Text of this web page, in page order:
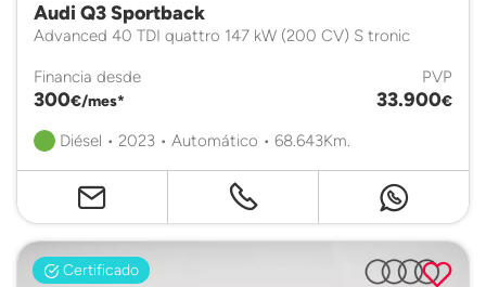
Audi Q3 Sportback
Advanced 40 TDI quattro 147 kW (200 CV) S tronic
Financia desde
300€/mes*
PVP
33.900€
Diésel • 2023 • Automático • 68.643Km.
Certificado